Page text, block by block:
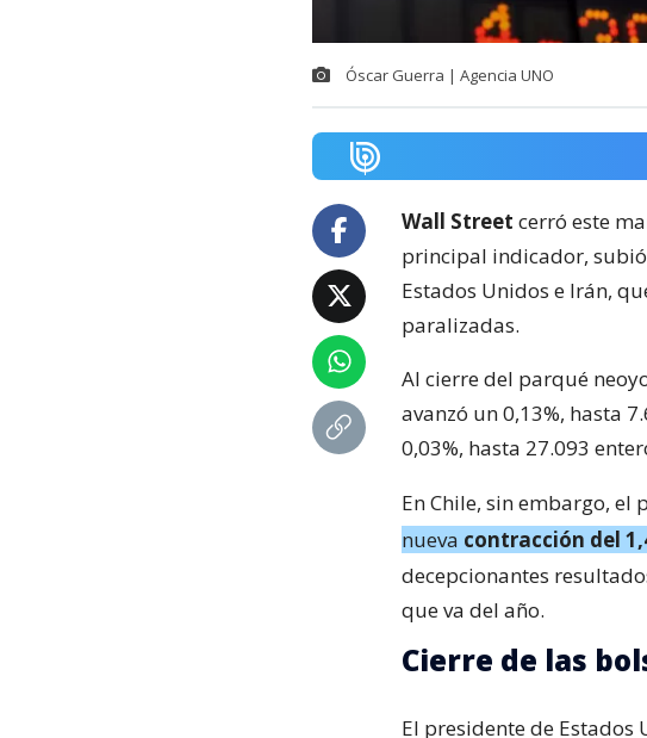
Óscar Guerra | Agencia UNO
Wall Street cerró este
principal indicador, subió
Estados Unidos e Irán,
paralizadas.
Al cierre del parqué
avanzó un 0,13%, hasta
0,03%, hasta 27.093
En Chile, sin embargo, el
nueva contracción del
decepcionantes
que va del año.
Cierre de las
El presidente de